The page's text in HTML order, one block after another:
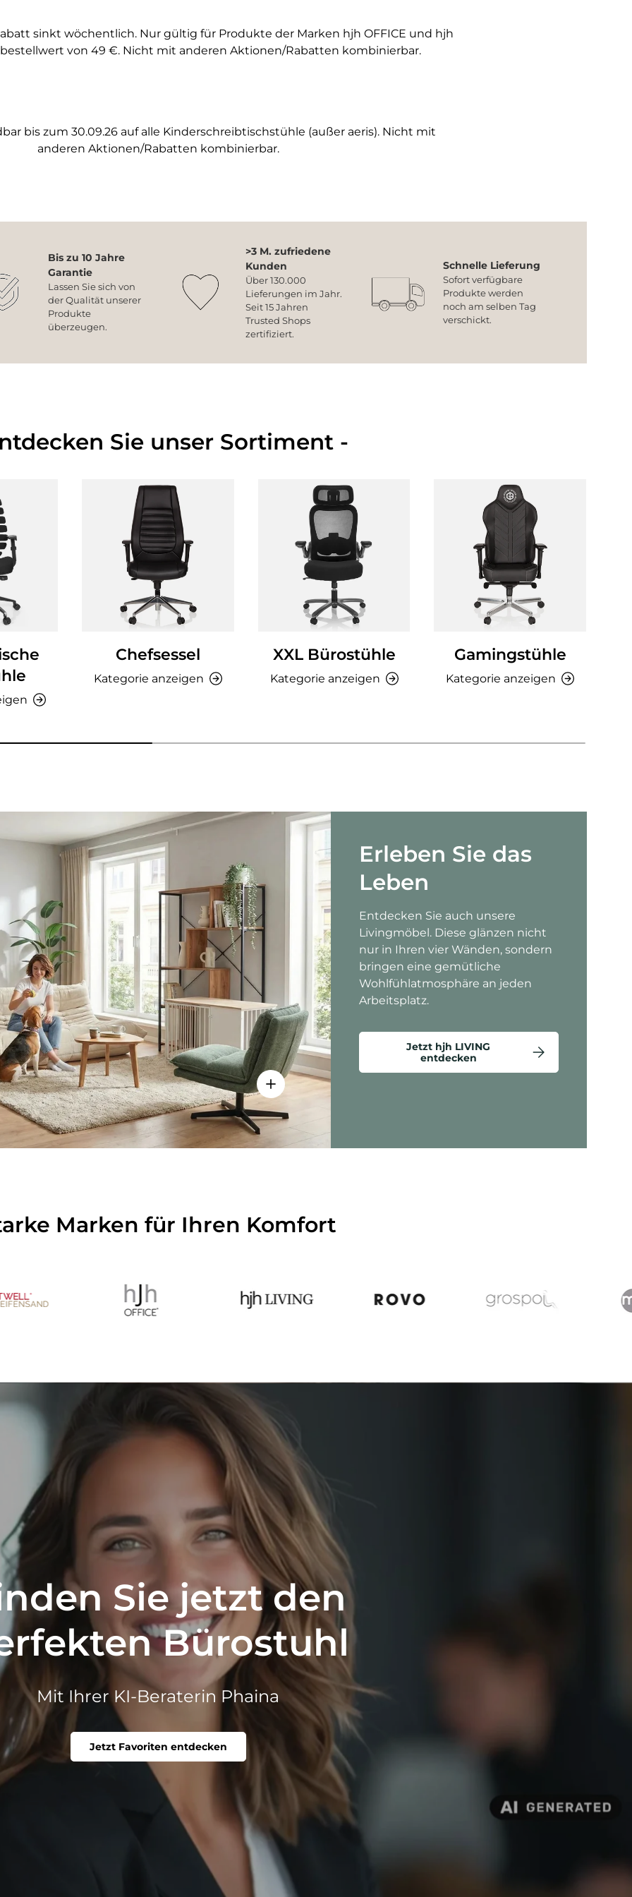
sinkt wöchentlich. Nur gültig für Produkte der Marken hjh OFFICE und hjh
von 49 €. Nicht mit anderen Aktionen/Rabatten kombinierbar.
bis zum 30.09.26 auf alle Kinderschreibtischstühle (außer aeris). Nicht mit
anderen Aktionen/Rabatten kombinierbar.
Bis zu 10 Jahre
Garantie
Lassen Sie sich von
der Qualität unserer
Produkte
überzeugen.
>3 M. zufriedene
Kunden
Über 130.000
Lieferungen im Jahr.
Seit 15 Jahren
Trusted Shops
zertifiziert.
Schnelle Lieferung
Sofort verfügbare
Produkte werden
noch am selben Tag
verschickt.
Sie unser Sortiment -
Chefsessel
Kategorie anzeigen
XXL Bürostühle
Kategorie anzeigen
Gamingstühle
Kategorie anzeigen
Einzelheiten anzeigen - Criss-Cross 20 - Loungesessel
- AMIO H - Büroschrank
anzeigen - Sitzolo 2 - Loungesessel
Erleben Sie das
Leben
Entdecken Sie auch unsere
Livingmöbel. Diese glänzen nicht
nur in Ihren vier Wänden, sondern
bringen eine gemütliche
Wohlfühlatmosphäre an jeden
Arbeitsplatz.
Jetzt hjh LIVING
entdecken
Marken für Ihren Komfort
Sie jetzt den
Bürostuhl
Mit Ihrer KI-Beraterin Phaina
Jetzt Favoriten entdecken